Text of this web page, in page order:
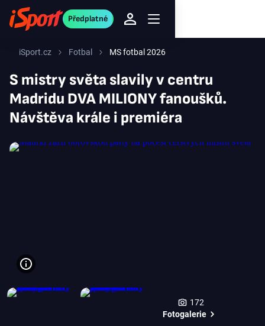
Předplatné
iSport.cz Fotbal MS fotbal 2026
S mistry světa slavily v centru
Madridu DVA MILIONY fanoušků.
Návštěva krále i premiéra
172
Fotogalerie